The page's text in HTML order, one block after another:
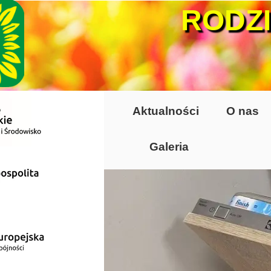
Galeria
Lata 70-te, lata
Altany lata 70-te,
Dzień Działkowca
Aktualności O nas